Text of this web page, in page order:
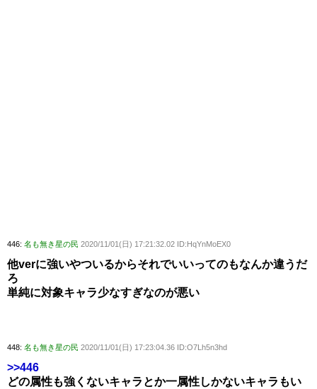
446: 名も無き星の民 2020/11/01(日) 17:21:32.02 ID:HqYnMoEX0
他verに強いやついるからそれでいいってのもなんか違うだ
ろ
単純に対象キャラ少なすぎなのが悪い
448: 名も無き星の民 2020/11/01(日) 17:23:04.36 ID:O7Lh5n3hd
>>446
どの属性も強くないキャラとか一属性しかないキャラもい